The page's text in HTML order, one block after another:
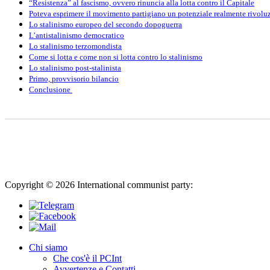
“Resistenza” al fascismo, ovvero rinuncia alla lotta contro il Capitale
Poteva esprimere il movimento partigiano un potenziale realmente
Lo stalinismo europeo del secondo dopoguerra
L’antistalinismo democratico
Lo stalinismo terzomondista
Come si lotta e come non si lotta contro lo stalinismo
Lo stalinismo post-stalinista
Primo, provvisorio bilancio
Conclusione
Copyright © 2026 International communist party:
Chi siamo
Che cos'è il PCInt